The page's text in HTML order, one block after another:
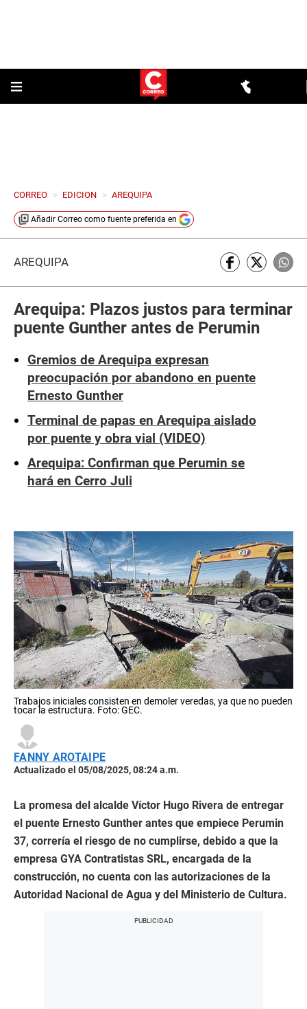
CORREO > EDICION > AREQUIPA
Añadir Correo como fuente preferida en
AREQUIPA
Arequipa: Plazos justos para terminar
puente Gunther antes de Perumin
Gremios de Arequipa expresan
preocupación por abandono en puente
Ernesto Gunther
Terminal de papas en Arequipa aislado
por puente y obra vial (VIDEO)
Arequipa: Confirman que Perumin se
hará en Cerro Juli
Trabajos iniciales consisten en demoler veredas, ya que no pueden
tocar la estructura. Foto: GEC.
FANNY AROTAIPE
Actualizado el 05/08/2025, 08:24 a.m.
La promesa del alcalde Víctor Hugo Rivera de entregar
el puente Ernesto Gunther antes que empiece Perumin
37, correría el riesgo de no cumplirse, debido a que la
empresa GYA Contratistas SRL, encargada de la
construcción, no cuenta con las autorizaciones de la
Autoridad Nacional de Agua y del Ministerio de Cultura.